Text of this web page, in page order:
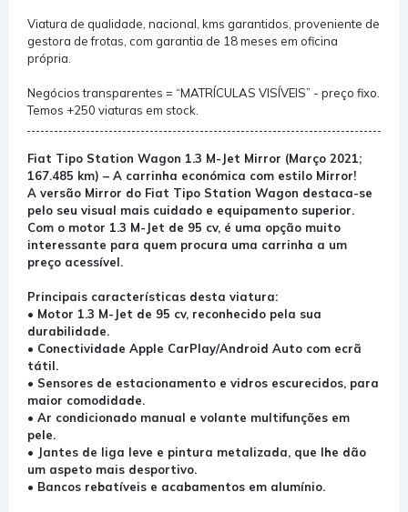
Viatura de qualidade, nacional, kms garantidos, proveniente de
gestora de frotas, com garantia de 18 meses em oficina
própria.
Negócios transparentes = “MATRÍCULAS VISÍVEIS” - preço fixo.
Temos +250 viaturas em stock.
Fiat Tipo Station Wagon 1.3 M-Jet Mirror (Março 2021;
167.485 km) – A carrinha económica com estilo Mirror!
A versão Mirror do Fiat Tipo Station Wagon destaca-se
pelo seu visual mais cuidado e equipamento superior.
Com o motor 1.3 M-Jet de 95 cv, é uma opção muito
interessante para quem procura uma carrinha a um
preço acessível.
Principais características desta viatura:
• Motor 1.3 M-Jet de 95 cv, reconhecido pela sua
durabilidade.
• Conectividade Apple CarPlay/Android Auto com ecrã
tátil.
• Sensores de estacionamento e vidros escurecidos, para
maior comodidade.
• Ar condicionado manual e volante multifunções em
pele.
• Jantes de liga leve e pintura metalizada, que lhe dão
um aspeto mais desportivo.
• Bancos rebatíveis e acabamentos em alumínio.